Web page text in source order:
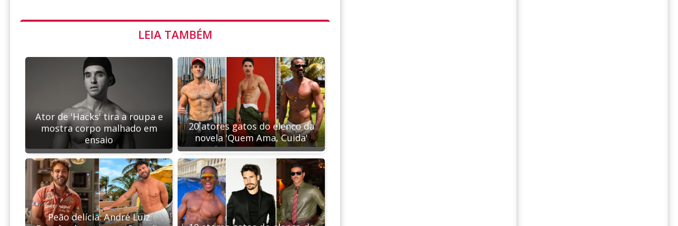
LEIA TAMBÉM
Ator de 'Hacks' tira a roupa e
mostra corpo malhado em
ensaio
20 atores gatos do elenco da
novela 'Quem Ama, Cuida'
Peão delícia: André Luiz